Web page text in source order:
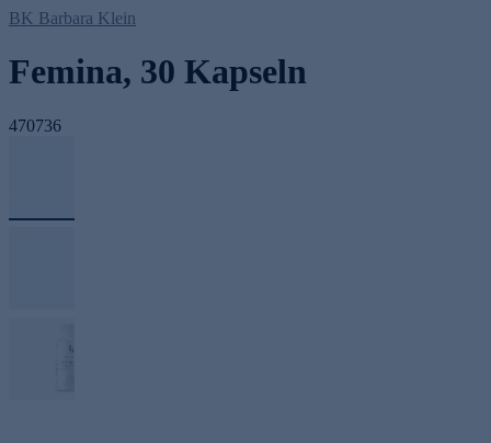
BK Barbara Klein
Femina, 30 Kapseln
470736